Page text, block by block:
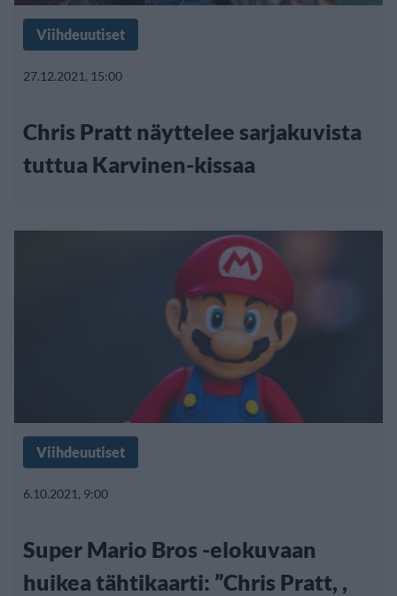
Viihdeuutiset
27.12.2021, 15:00
Chris Pratt näyttelee sarjakuvista
tuttua Karvinen-kissaa
Viihdeuutiset
6.10.2021, 9:00
Super Mario Bros -elokuvaan
huikea tähtikaarti: ”Chris Pratt, ,